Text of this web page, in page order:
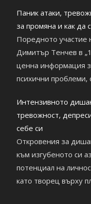
Паник атаки,
за промяна и как да
Поредното участие
Димитър Тенчев в
ценна информация
психични проблеми,
Интензивното
тревожност,
себе си
Откровения за
към изгубеното си
потенциал на
като творец върху